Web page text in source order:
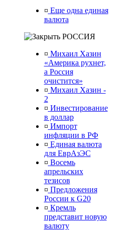
¤ Еще одна единая
валюта
РОССИЯ
¤ Михаил Хазин
«Америка рухнет,
а Россия
очистится»
¤ Михаил Хазин -
2
¤ Инвестирование
в доллар
¤ Импорт
инфляции в РФ
¤ Единая валюта
для ЕврАзЭС
¤ Восемь
апрельских
тезисов
¤ Предложения
России к G20
¤ Кремль
представит новую
валюту